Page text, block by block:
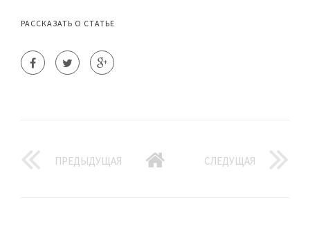
РАССКАЗАТЬ О СТАТЬЕ
ПРЕДЫДУЩАЯ СЛЕДУЩАЯ